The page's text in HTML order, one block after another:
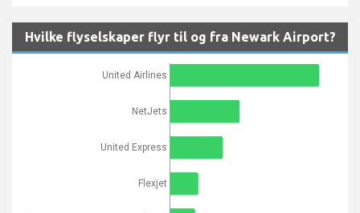
Hvilke flyselskaper flyr til og fra Newark Airport?
United Airlines
NetJets
United Express
Flexjet